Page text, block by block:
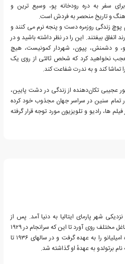
سفر به دره رودخانه پو، وسیع ترین و
فرهنگ و تاریخ منحصر به فردش است.
پوچ زندگی روزمره دست و پنجه نرم می کنند و
اتفاق بیفتند. این را در نظر داشته باشید و در
و دشمنش، پپون، شهردار کمونیست، هیچ
نخواهید کرد که شخص ثالثی از روی یک
تماشا کند و به ندرت شفاعت کند.
عجیبی تکان‌دهنده از زندگی در دشت پایین،
تمام سنین در سراسر جهان مجذوب خود کرده
ها، رادیو و تلویزیون مورد توجه قرار گرفته
شهر پارمای ایتالیا به دنیا آمد. پس از
ناکامی در تحصیلات دانشگاهی به مشاغل مختلف روی آورد تا این که سرانجام در ۱۹۲۹
سردبیر مجله ای فکاهی به نام کوریره امیلیانو را به عهده گرفت و در سالهای ۱۹۳۶ تا